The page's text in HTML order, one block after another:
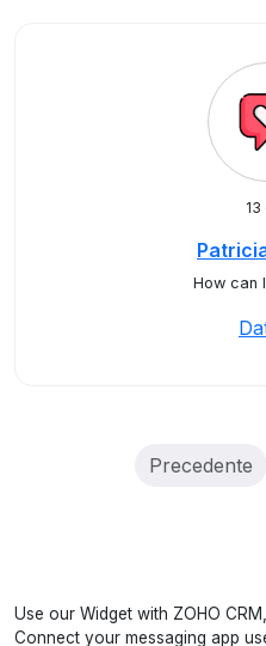
How can
Precedente
Use our Widget with ZOHO CRM,
Connect your messaging app